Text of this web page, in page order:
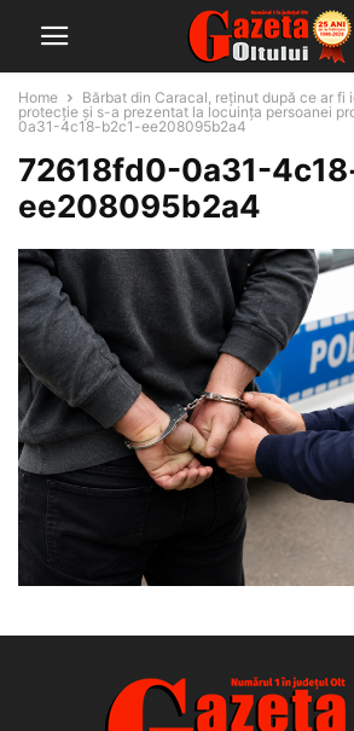
Home
Bărbat din Caracal, reținut după ce ar fi
protecție și s-a prezentat la locuința persoanei
0a31-4c18-b2c1-ee208095b2a4
72618fd0-0a31-
ee208095b2a4